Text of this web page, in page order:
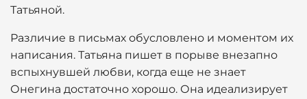
Татьяной.
Различие в письмах обусловлено и моментом их
написания. Татьяна пишет в порыве внезапно
вспыхнувшей любви, когда еще не знает
Онегина достаточно хорошо. Она идеализирует